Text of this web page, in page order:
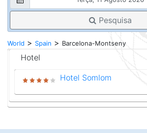
Pesquisa
World > Spain > Barcelona-Montseny
Hotel
Hotel Somlom